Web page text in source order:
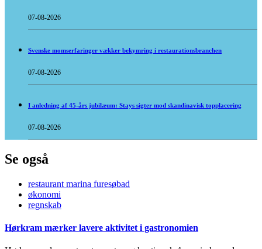
07-08-2026
Svenske momserfaringer vækker bekymring i restaurationsbranchen
07-08-2026
I anledning af 45-års jubilæum: Stays sigter mod skandinavisk topplacering
07-08-2026
Se også
restaurant marina furesøbad
økonomi
regnskab
Hørkram mærker lavere aktivitet i gastronomien